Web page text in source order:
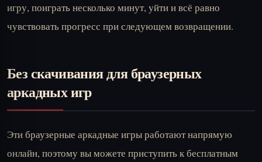
игру, поиграть несколько минут, уйти и всё равно
чувствовать прогресс при следующем возвращении.
Без скачивания для браузерных
аркадных игр
Эти браузерные аркадные игры работают напрямую
онлайн, поэтому вы можете приступить к бесплатным